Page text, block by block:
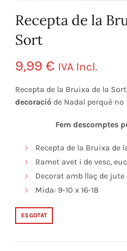
Recepta de la
Sort
9,99 € IVA Incl.
Recepta de la Bruixa de la
decoració de Nadal perquè
Fem descomptes
Recepta de la Bruixa de
Ramet avet i de vesc,
Decorat amb llaç de
Mida: 9-10 x 16-18
ESGOTAT